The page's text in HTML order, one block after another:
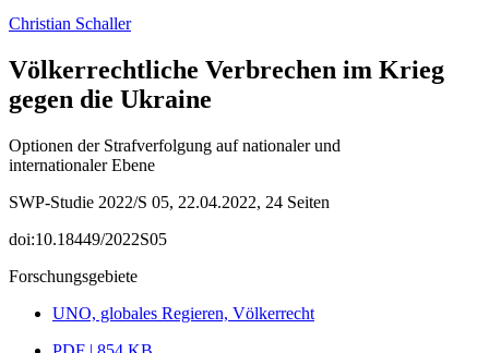
Christian Schaller
Völkerrechtliche Verbrechen im Krieg
gegen die Ukraine
Optionen der Strafverfolgung auf nationaler und
internationaler Ebene
SWP-Studie 2022/S 05, 22.04.2022, 24 Seiten
doi:10.18449/2022S05
Forschungsgebiete
UNO, globales Regieren, Völkerrecht